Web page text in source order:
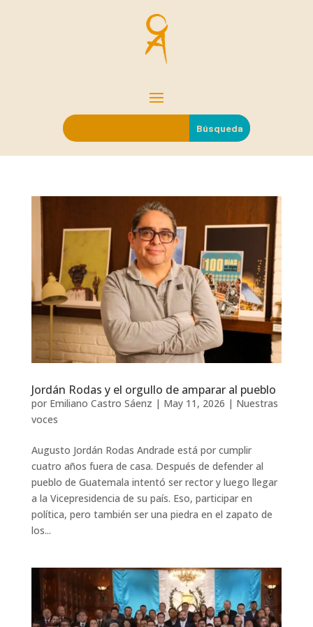
Jordán Rodas y el orgullo de amparar al pueblo
por Emiliano Castro Sáenz | May 11, 2026 | Nuestras
voces
Augusto Jordán Rodas Andrade está por cumplir
cuatro años fuera de casa. Después de defender al
pueblo de Guatemala intentó ser rector y luego llegar
a la Vicepresidencia de su país. Eso, participar en
política, pero también ser una piedra en el zapato de
los...